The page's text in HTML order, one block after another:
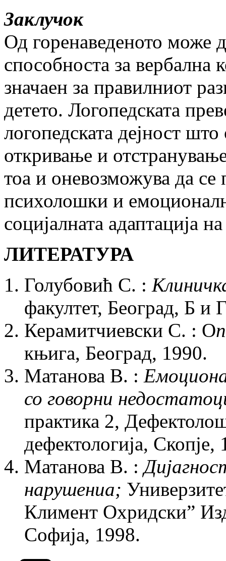
Заклучок
Од горенаведеното може
способноста за вербална
значаен за правилниот
детето. Логопедската
логопедската дејност
откривање и
тоа и оневозможува да се
психолошки и
социјалната адаптација
ЛИТЕРАТУРА
Голубовић С. :
факултет, Београд, Б и
Керамитчиевски С. : О
књига, Београд, 1990.
Матанова В. :
со говорни
практика 2,
дефектологија, Скопје,
Матанова В. :
нарушениа;
Климент Охридски”
Софија, 1998.